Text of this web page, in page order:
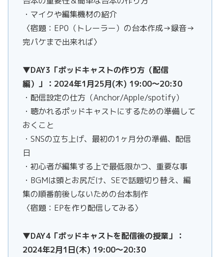
・マイクや編集機材の紹介
〈宿題：EP0（トレーラー）の台本作成→録音→
完パケまで出来れば〉
▼DAY3「ポッドキャストの作り方（配信
編）」：2024年1月25月(木) 19:00～20:30
・配信設定の仕方（Anchor/Apple/spotify）
・聴かれるポッドキャストにするための準備して
おくこと
・SNSの立ち上げ、最初の1ヶ月分の準備、配信
日
・初心者が編集する上で最低限かつ、重要な事
・BGMは頭とお尻だけ、SEで話題切り替え、編
集の順番前後しないための台本制作
〈宿題：EPを作り配信してみる〉
▼DAY4「ポッドキャストを配信後の授業」：
2024年2月1日(木) 19:00～20:30